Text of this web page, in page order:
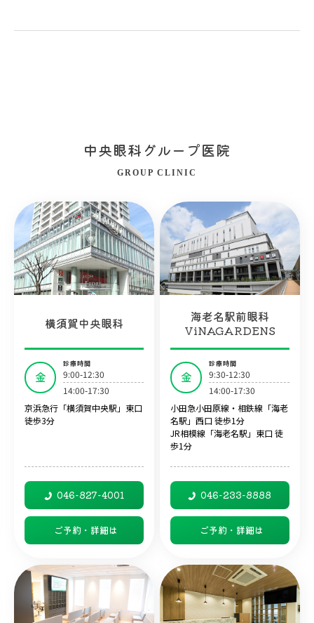
中央眼科グループ医院
GROUP CLINIC
横須賀中央眼科
金
診療時間
9:00-12:30
14:00-17:30
京浜急行「横須賀中央駅」東口
徒歩3分
046-827-4001
ご予約・詳細は
海老名駅前眼科
ViNAGARDENS
金
診療時間
9:30-12:30
14:00-17:30
小田急小田原線・相鉄線「海老
名駅」西口 徒歩1分
JR相模線「海老名駅」東口 徒
歩1分
046-233-8888
ご予約・詳細は